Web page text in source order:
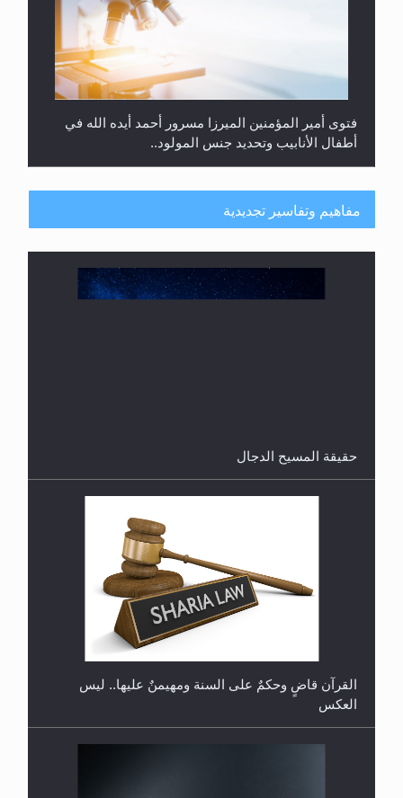
فتوى أمير المؤمنين الميرزا مسرور أحمد أيده الله في
أطفال الأنابيب وتحديد جنس المولود..
هل من الصحيح أن ديّة المرأة المقتولة تساوي نصف ديّة
الرجل المقتول؟
هل تعتبر الأشفار الاصطناعية (الرموش الاصطناعية)
والأظافر البلاستيكية وطلاء الأظافر حاجبا للوضوء وهل
يُسمح الصلاة بها؟
مفاهيم وتفاسير تجديدية
القرآن قاضٍ وحكمٌ على السنة ومهيمنٌ عليها.. ليس